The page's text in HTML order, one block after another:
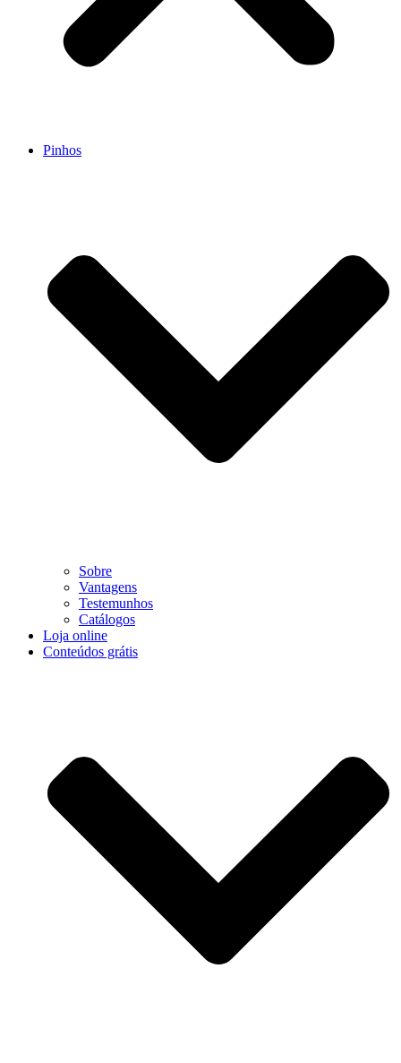
Pinhos
Sobre
Vantagens
Testemunhos
Catálogos
Loja online
Conteúdos grátis